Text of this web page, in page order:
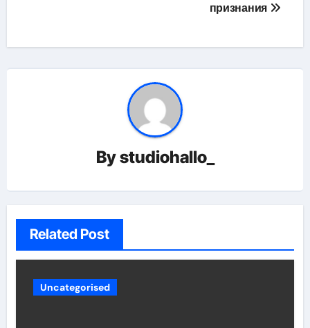
признания
Bystudiohallo_
Related Post
Uncategorised